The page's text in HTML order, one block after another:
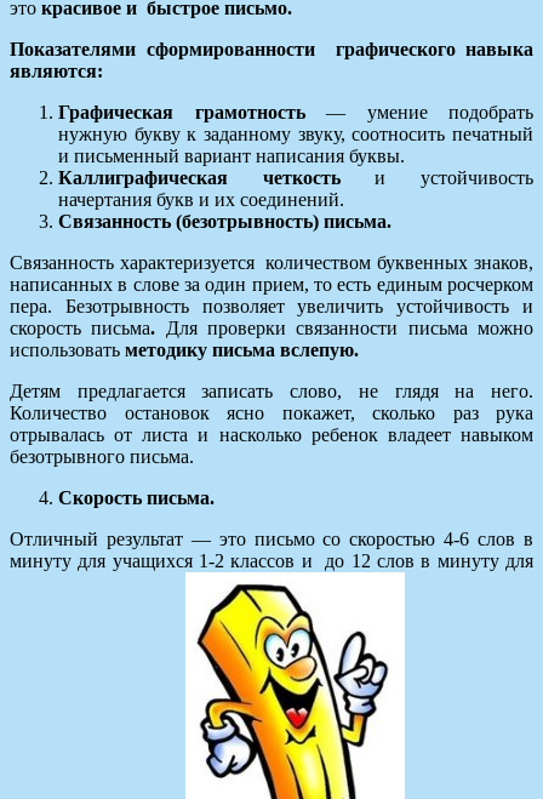
это красивое и быстрое письмо.
Показателями сформированности графического навыка
являются:
Графическая грамотность— умение подобрать
нужную букву к заданному звуку, соотносить печатный
и письменный вариант написания буквы.
Каллиграфическая четкостьи устойчивость
начертания букв и их соединений.
Связанность (безотрывность) письма.
Связанность характеризуется количеством буквенных знаков,
написанных в слове за один прием, то есть единым росчерком
пера. Безотрывность позволяет увеличить устойчивость и
скорость письма. Для проверки связанности письма можно
использовать методику письма вслепую.
Детям предлагается записать слово, не глядя на него.
Количество остановок ясно покажет, сколько раз рука
отрывалась от листа и насколько ребенок владеет навыком
безотрывного письма.
Скорость письма.
Отличный результат — это письмо со скоростью 4-6 слов в
минуту для учащихся 1-2 классов и до 12 слов в минуту для